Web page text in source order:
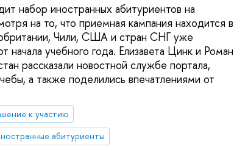
набор иностранных абитуриентов на
на то, что приемная кампания находится в
Чили, США и стран СНГ уже
учебного года. Елизавета Цинк и Роман
рассказали новостной службе портала,
а также поделились впечатлениями от
к участию
абитуриенты